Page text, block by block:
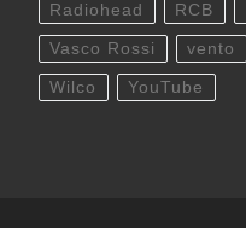
Radiohead RCB
Vasco Rossi vento
Wilco YouTube